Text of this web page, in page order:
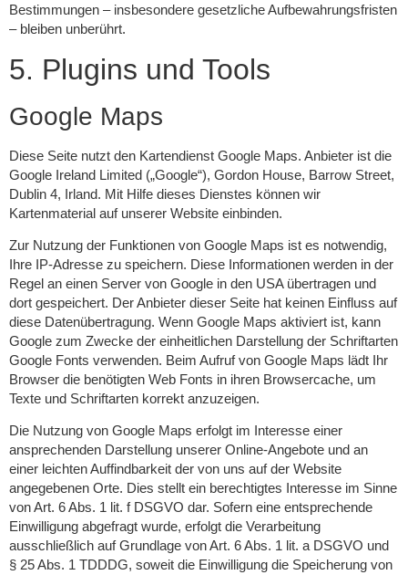
Bestimmungen – insbesondere gesetzliche Aufbewahrungsfristen
– bleiben unberührt.
5. Plugins und Tools
Google Maps
Diese Seite nutzt den Kartendienst Google Maps. Anbieter ist die
Google Ireland Limited („Google“), Gordon House, Barrow Street,
Dublin 4, Irland. Mit Hilfe dieses Dienstes können wir
Kartenmaterial auf unserer Website einbinden.
Zur Nutzung der Funktionen von Google Maps ist es notwendig,
Ihre IP-Adresse zu speichern. Diese Informationen werden in der
Regel an einen Server von Google in den USA übertragen und
dort gespeichert. Der Anbieter dieser Seite hat keinen Einfluss auf
diese Datenübertragung. Wenn Google Maps aktiviert ist, kann
Google zum Zwecke der einheitlichen Darstellung der Schriftarten
Google Fonts verwenden. Beim Aufruf von Google Maps lädt Ihr
Browser die benötigten Web Fonts in ihren Browsercache, um
Texte und Schriftarten korrekt anzuzeigen.
Die Nutzung von Google Maps erfolgt im Interesse einer
ansprechenden Darstellung unserer Online-Angebote und an
einer leichten Auffindbarkeit der von uns auf der Website
angegebenen Orte. Dies stellt ein berechtigtes Interesse im Sinne
von Art. 6 Abs. 1 lit. f DSGVO dar. Sofern eine entsprechende
Einwilligung abgefragt wurde, erfolgt die Verarbeitung
ausschließlich auf Grundlage von Art. 6 Abs. 1 lit. a DSGVO und
§ 25 Abs. 1 TDDDG, soweit die Einwilligung die Speicherung von